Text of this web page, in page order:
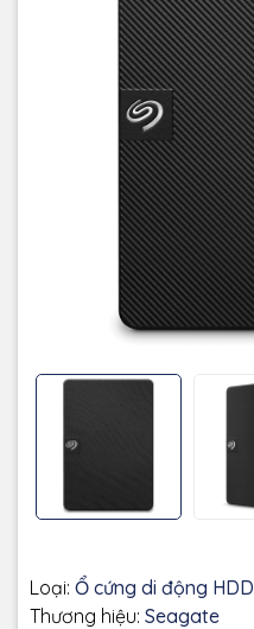
Loại: Ổ cứng di động HDD
Thương hiệu: Seagate